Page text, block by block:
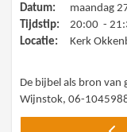
Datum:
maandag
Tijdstip:
20:00 -
Locatie:
Kerk
De bijbel als bron van
Wijnstok, 06-